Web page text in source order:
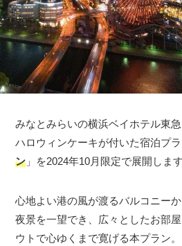
みなとみらいの横浜ベイホテル東
ハロウィンケーキが付いた宿泊プ
ン 」を2024年10月限定で展開します
心地よい港の風が渡るバルコニー
夜景を一望でき、広々としたお部
ウトで心ゆくまで寛げる本プラン。